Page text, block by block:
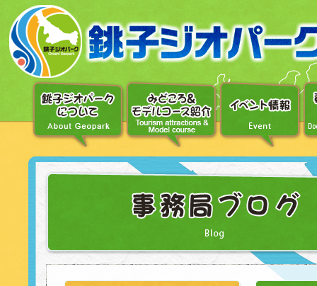
ュ
ー